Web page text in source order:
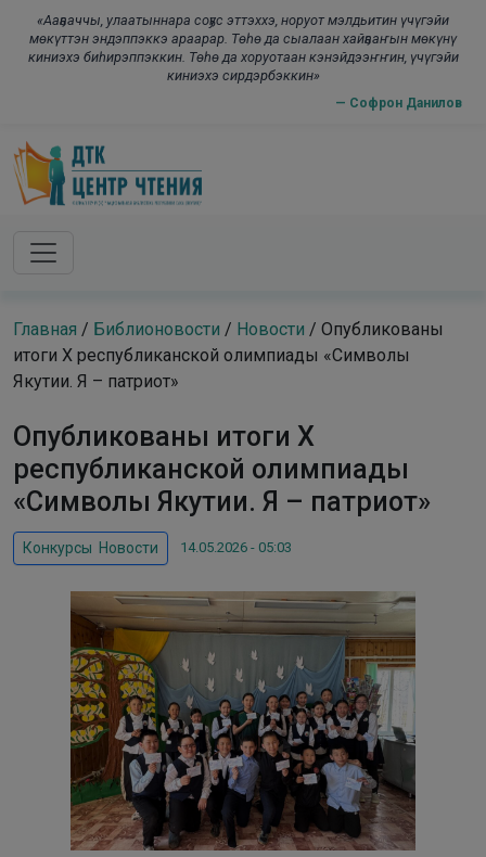
«Ааҕааччы, улаатыннара соҕус эттэххэ, норуот мэлдьитин үчүгэйи
мөкүттэн эндэппэккэ араарар. Төһө да сыалаан хайҕааҥын мөкүнү
киниэхэ биһирэппэккин. Төһө да хоруотаан кэнэйдээҥҥин, үчүгэйи
киниэхэ сирдэрбэккин»
— Софрон Данилов
Skip to main content
Главная / Библионовости / Новости / Опубликованы
итоги Х республиканской олимпиады «Символы
Якутии. Я – патриот»
Опубликованы итоги Х
республиканской олимпиады
«Символы Якутии. Я – патриот»
Конкурсы Новости 14.05.2026 - 05:03